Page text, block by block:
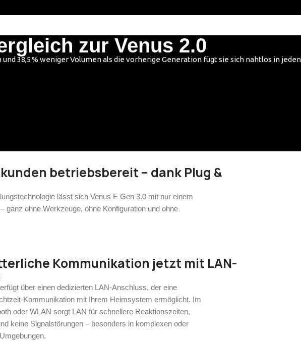
zur Venus 2.0
38,5 % weniger Volumen als die vorherige Generation fügt sie sich nahtlos in jeden
betriebsbereit – dank Plug &
lässt sich Venus E Gen 3.0 mit nur einem
ganz ohne Werkzeuge, ohne Konfiguration und ohne
Kommunikation jetzt mit LAN-
über einen dedizierten LAN-Anschluss, der eine
Kommunikation mit Ihrem Heimsystem ermöglicht. Im
oder WLAN sorgt LAN für schnellere Reaktionszeiten,
keine Signalstörungen – besonders in komplexen oder